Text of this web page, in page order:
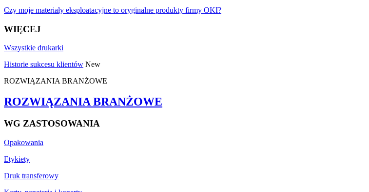
Czy moje materiały eksploatacyjne to oryginalne produkty firmy OKI?
WIĘCEJ
Wszystkie drukarki
Historie sukcesu klientów New
ROZWIĄZANIA BRANŻOWE
ROZWIĄZANIA BRANŻOWE
WG ZASTOSOWANIA
Opakowania
Etykiety
Druk transferowy